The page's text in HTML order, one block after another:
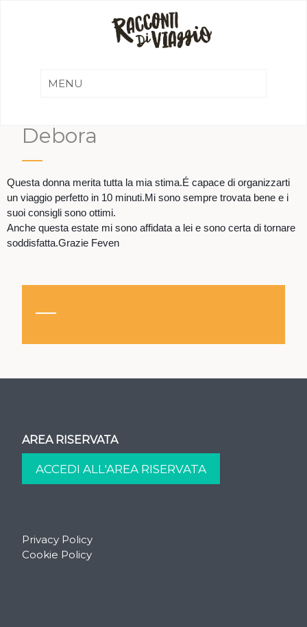
Debora
Questa donna merita tutta la mia stima.É capace di organizzarti
un viaggio perfetto in 10 minuti.Mi sono sempre trovata bene e i
suoi consigli sono ottimi.
Anche questa estate mi sono affidata a lei e sono certa di tornare
soddisfatta.Grazie Feven
AREA RISERVATA
Privacy Policy
Cookie Policy